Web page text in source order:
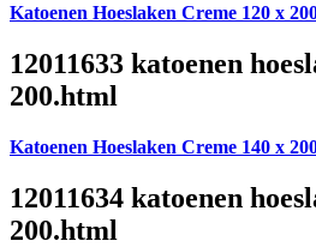
Katoenen Hoeslaken Creme 120 x
12011633 katoenen
200.html
Katoenen Hoeslaken Creme 140 x
12011634 katoenen
200.html